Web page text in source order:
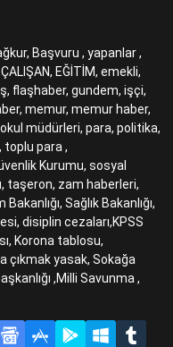
Başvuru , yapanlar ,
EĞİTİM, emekli,
flaşhaber, gundem, işçi,
memur, memur haber,
müdürleri, para, politika,
toplu para ,
Kurumu, sosyal
taşeron, zam haberleri,
Sağlık Bakanlığı,
disiplin cezaları,KPSS
Korona tablosu,
çıkmak yasak, Sokağa
,Milli Savunma ,